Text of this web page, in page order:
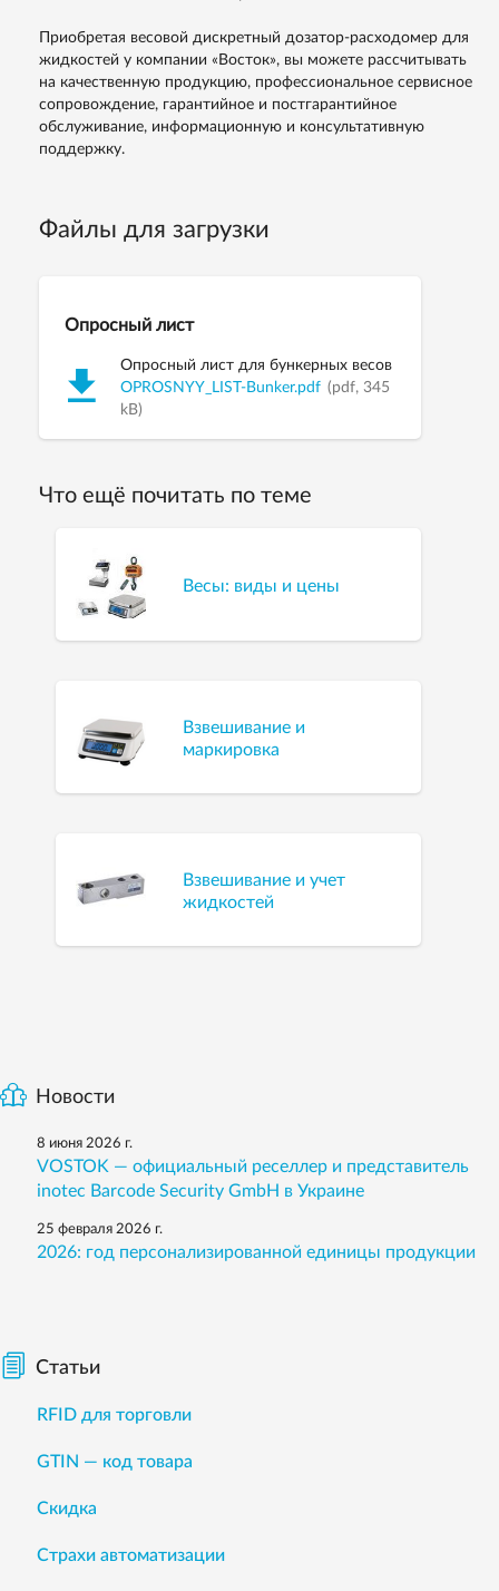
Приобретая весовой дискретный дозатор-расходомер для
жидкостей у компании «Восток», вы можете рассчитывать
на качественную продукцию, профессиональное сервисное
сопровождение, гарантийное и постгарантийное
обслуживание, информационную и консультативную
поддержку.
Файлы для загрузки
Опросный лист
Опросный лист для бункерных весов
OPROSNYY_LIST-Bunker.pdf (pdf, 345
kB)
Что ещё почитать по теме
Весы: виды и цены
Взвешивание и
маркировка
Взвешивание и учет
жидкостей
Новости
8 июня 2026 г.
VOSTOK — официальный реселлер и представитель
inotec Barcode Security GmbH в Украине
25 февраля 2026 г.
2026: год персонализированной единицы продукции
Статьи
RFID для торговли
GTIN — код товара
Скидка
Страхи автоматизации